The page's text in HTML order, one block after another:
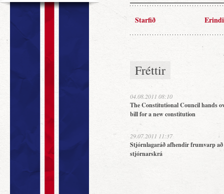
Starfið Erindi
Fréttir
04.08.2011 08:10
The Constitutional Council hands
bill for a new constitution
29.07.2011 11:37
Stjórnlagaráð afhendir frumvarp
stjórnarskrá